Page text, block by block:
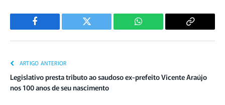
Facebook Twitter WhatsApp
Copiar
ARTIGO ANTERIOR
Legislativo presta tributo ao saudoso ex-prefeito Vicente Araújo
nos 100 anos de seu nascimento